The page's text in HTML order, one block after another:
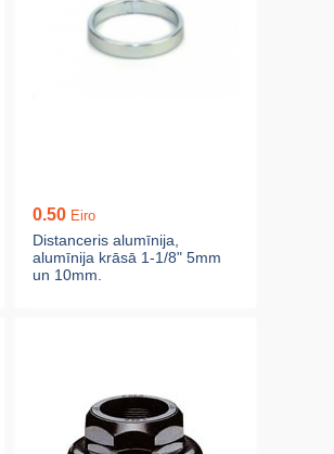
0.50 Eiro
Distanceris alumīnija,
alumīnija krāsā 1-1/8" 5mm
un 10mm.